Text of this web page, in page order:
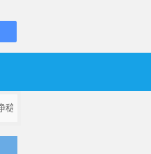
稳定为基础，不流氓，不锁主页